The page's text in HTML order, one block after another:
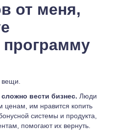
от меня,
вести бизнес. Люди
ценам, им нравится копить
системы и продукта,
помогают их вернуть.